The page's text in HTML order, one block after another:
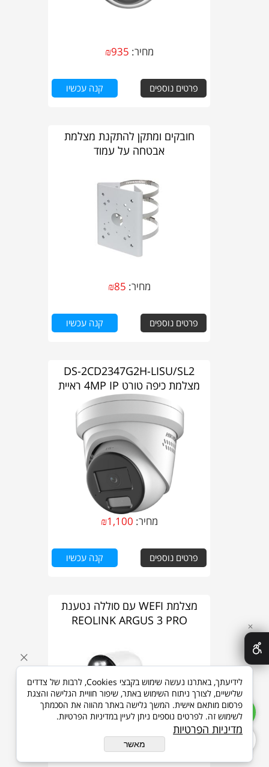
מחיר: ₪935
פרטים נוספים קנה עכשיו
חובקים ומתקן להתקנת מצלמת
אבטחה על עמוד
מחיר: ₪85
פרטים נוספים קנה עכשיו
DS-2CD2347G2H-LISU/SL2
מצלמת כיפה טורט 4MP IP ראיית
לילה צבעונית
מחיר: ₪1,100
פרטים נוספים קנה עכשיו
מצלמת WEFI עם סוללה נטענת
REOLINK ARGUS 3 PRO
מחיר: ₪399
✕
לידיעתך, באתרנו נעשה שימוש בקבצי Cookies, לרבות של צדדים
שלישיים, לצורך ניתוח השימוש באתר, שיפור חוויית הגלישה והצגת
פרסום מותאם אישית. המשך גלישה באתר מהווה את הסכמתך
לשימוש זה. לפרטים נוספים ניתן לעיין במדיניות הפרטיות.
מדיניות הפרטיות
מאשר